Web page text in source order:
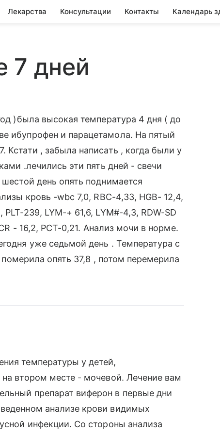
Лекарства Консультации Контакты Календарь
7 дней
)была высокая температура 4 дня ( до
ибупрофен и парацетамола. На пятый
Кстати , забыла написать , когда были у
.лечились эти пять дней - свечи
день опять поднимается
кровь -wbc 7,0, RBC-4,33, HGB- 12,4,
239, LYM-+ 61,6, LYM#-4,3, RDW-SD
- 16,2, PCT-0,21. Анализ мочи в норме.
уже седьмой день . Температура с
опять 37,8 , потом перемерила
температуры у детей,
втором месте - мочевой. Лечение вам
препарат виферон в первые дни
анализе крови видимых
инфекции. Со стороны анализа